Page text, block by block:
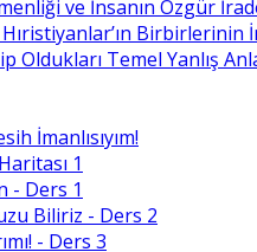
ve İnsanın Özgür
Birbirlerinin
Oldukları Temel Yanlış
İmanlısıyım!
1
- Ders 1
Biliriz - Ders 2
- Ders 3